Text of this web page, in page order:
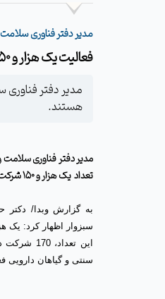
مدیر دفتر فناوری
فعالیت یک هزار و 150 شرکت دانش بنیان در حوزه سلامت / سبزوار در طب سنتی یکی از مناطق غنی در سطح کشور است
هستند.
مدیر دفتر فناوری
تعداد یک هزار و 150 شرکت دانش بنیان در حوزه سلامت مشغول به ‌فعالیت هستند.
به گزارش وبدا/
سبزوار اظهار کرد:
این
سنتی و گیاهان دارویی